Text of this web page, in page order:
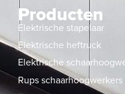
Producten
Elektrische stapelaar
Elektrische heftruck
Elektrische
Rups schaarhoogwerkers